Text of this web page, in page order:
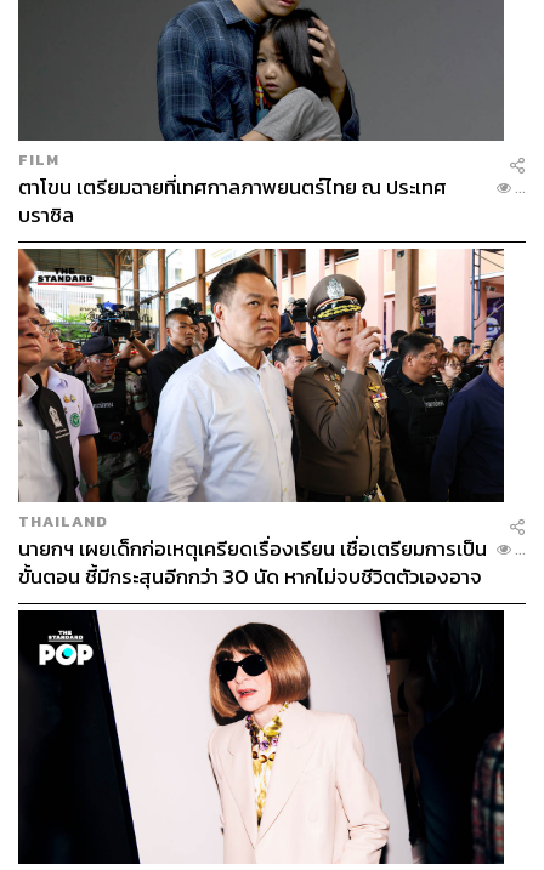
FILM
ตาโขน เตรียมฉายที่เทศกาลภาพยนตร์ไทย ณ ประเทศ
บราซิล
...
THAILAND
นายกฯ เผยเด็กก่อเหตุเครียดเรื่องเรียน เชื่อเตรียมการเป็น
ขั้นตอน ชี้มีกระสุนอีกกว่า 30 นัด หากไม่จบชีวิตตัวเองอาจ
สูญเสียเพิ่ม
...